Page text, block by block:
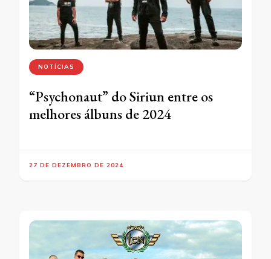
NOTÍCIAS
“Psychonaut” do Siriun entre os
melhores álbuns de 2024
27 DE DEZEMBRO DE 2024